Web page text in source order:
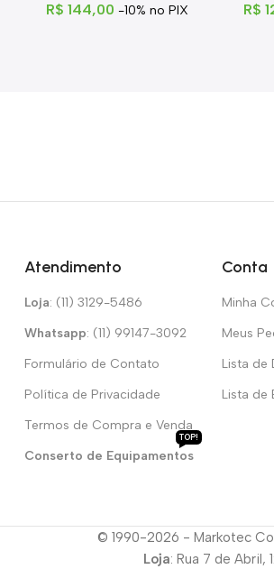
R$ 144,00 -10% no PIX R$
Atendimento
Loja: (11) 3129-5486
Whatsapp: (11) 99147-3092
Formulário de Contato
Política de Privacidade
Termos de Compra e Venda
Conserto de Equipamentos
TOP!
Conta
Minha
Meus
Lista de
Lista de
© 1990-2026 - Markotec
Loja: Rua 7 de Abril,